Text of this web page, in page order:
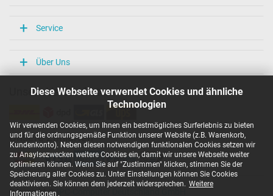
Diese Webseite verwendet Cookies und ähnliche
Technologien
Wir verwenden Cookies, um Ihnen ein bestmögliches Surferlebnis zu bieten
und für die ordnungsgemäße Funktion unserer Website (z.B. Warenkorb,
Kundenkonto). Neben diesen notwendigen funktionalen Cookies setzen wir
zu Anaylsezwecken weitere Cookies ein, damit wir unsere Webseite weiter
optimieren können. Wenn Sie auf "Zustimmen" klicken, stimmen Sie der
Speicherung aller Cookies zu. Unter Einstellungen können Sie Cookies
deaktivieren. Sie können dem jederzeit widersprechen. Weitere
Informationen .
Service
Über Uns
Unsere Versandarten
Unsere Zahlarten
Copyright ©